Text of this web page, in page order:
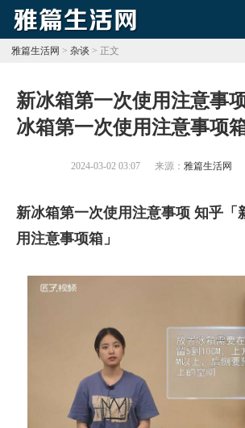
雅篇生活网 > 杂谈 > 正文
新冰箱第一次使用注意事
冰箱第一次使用注意事项箱
2024-03-02 03:07 来源： 雅篇生活网
新冰箱第一次使用注意事项 知乎「
用注意事项箱」